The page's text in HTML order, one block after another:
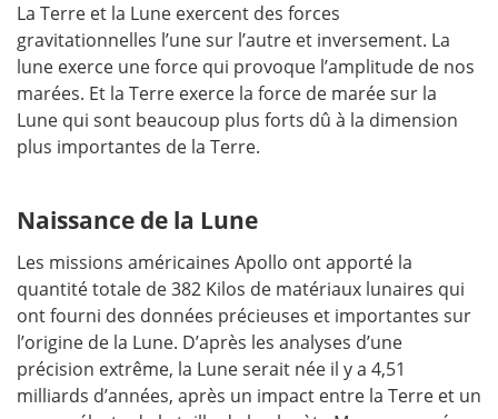
La Terre et la Lune exercent des forces
gravitationnelles l’une sur l’autre et inversement. La
lune exerce une force qui provoque l’amplitude de nos
marées. Et la Terre exerce la force de marée sur la
Lune qui sont beaucoup plus forts dû à la dimension
plus importantes de la Terre.
Naissance de la Lune
Les missions américaines Apollo ont apporté la
quantité totale de 382 Kilos de matériaux lunaires qui
ont fourni des données précieuses et importantes sur
l’origine de la Lune. D’après les analyses d’une
précision extrême, la Lune serait née il y a 4,51
milliards d’années, après un impact entre la Terre et un